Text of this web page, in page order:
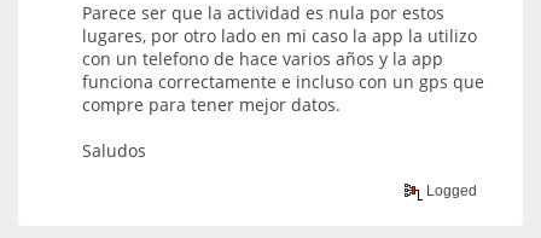
Parece ser que la actividad es nula por estos
lugares, por otro lado en mi caso la app la utilizo
con un telefono de hace varios años y la app
funciona correctamente e incluso con un gps que
compre para tener mejor datos.
Saludos
Logged